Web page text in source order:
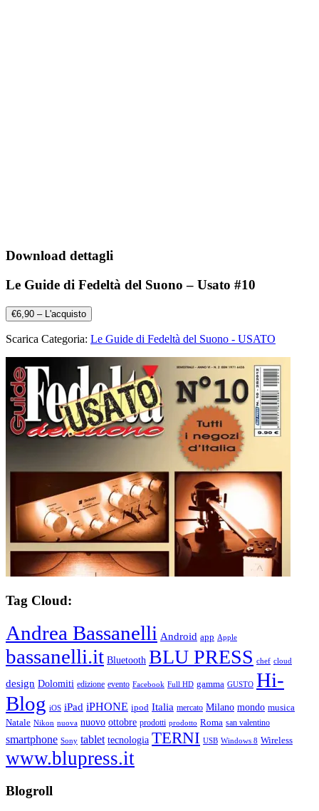
Download dettagli
Le Guide di Fedeltà del Suono – Usato #10
€6,90 – L'acquisto
Scarica Categoria: Le Guide di Fedeltà del Suono - USATO
Tag Cloud:
Andrea Bassanelli Android app Apple
bassanelli.it Bluetooth BLU PRESS chef cloud
design Dolomiti edizione evento Facebook Full HD gamma GUSTO Hi-
Blog iOS iPad iPHONE ipod Italia mercato Milano mondo musica
Natale Nikon nuova nuovo ottobre prodotti prodotto Roma san valentino
smartphone Sony tablet tecnologia TERNI USB Windows 8 Wireless
www.blupress.it
Blogroll